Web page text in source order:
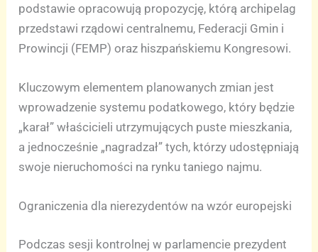
podstawie opracowują propozycję, którą archipelag
przedstawi rządowi centralnemu, Federacji Gmin i
Prowincji (FEMP) oraz hiszpańskiemu Kongresowi.
Kluczowym elementem planowanych zmian jest
wprowadzenie systemu podatkowego, który będzie
„karał” właścicieli utrzymujących puste mieszkania,
a jednocześnie „nagradzał” tych, którzy udostępniają
swoje nieruchomości na rynku taniego najmu.
Ograniczenia dla nierezydentów na wzór europejski
Podczas sesji kontrolnej w parlamencie prezydent